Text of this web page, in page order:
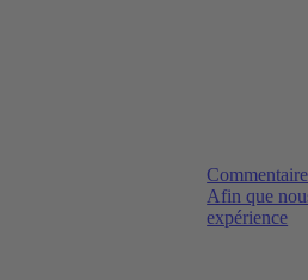
Afin que
expérience